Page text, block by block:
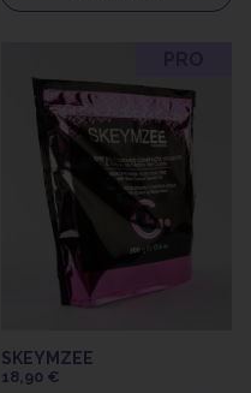
SKEYMZEE
18,90 €